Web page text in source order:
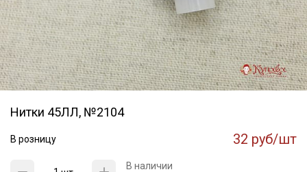
Нитки 45ЛЛ, №2104
В розницу 32 руб/шт
В наличии